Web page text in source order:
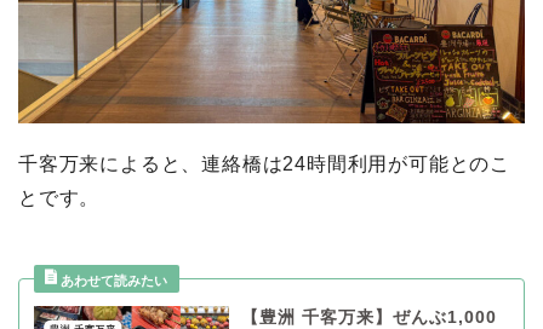
千客万来によると、連絡橋は24時間利用が可能とのこ
とです。
【豊洲 千客万来】ぜんぶ1,000